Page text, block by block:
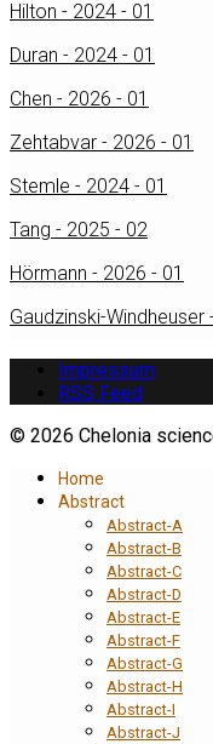
Hilton - 2024 - 01
Duran - 2024 - 01
Chen - 2026 - 01
Zehtabvar - 2026 - 01
Stemle - 2024 - 01
Tang - 2025 - 02
Hörmann - 2026 - 01
Gaudzinski-Windheuser
Impressum
RSS Feed
© 2026 Chelonia
Home
Abstract
Abstract-A
Abstract-B
Abstract-C
Abstract-D
Abstract-E
Abstract-F
Abstract-G
Abstract-H
Abstract-I
Abstract-J